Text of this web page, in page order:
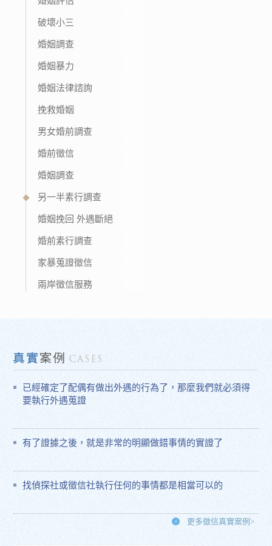
破壞小三
婚姻調查
婚姻暴力
婚姻法律諮詢
挽救婚姻
男女婚前調查
婚前徵信
婚姻調查
另一半素行調查
婚姻挽回 外遇斷絕
婚前素行調查
家暴蒐證徵信
兩岸徵信服務
已經確定了配偶有做出外遇的行為了，那麼我們就必須得
要執行外遇蒐證
有了證據之後，就是非常的明顯做錯事情的實證了
找偵探社或徵信社執行任何的事情都是相當可以的
更多徵信真實案例>